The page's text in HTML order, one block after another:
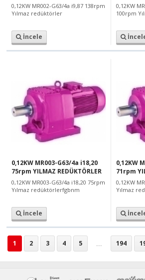
0,12KW MR002-G63/4a i9,87 138rpm
Yılmaz redüktörler
İncele
0,12KW
100rpm
0,12KW MR003-G63/4a i18,20
75rpm YILMAZ REDÜKTÖRLER
0,12KW MR003-G63/4a i18,20 75rpm
Yılmaz redüktörlerfgbnm
İncele
0,12KW
71rpm
0,12KW
Yılmaz
1 2 3 4 5 ... 194